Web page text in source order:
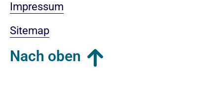
Impressum
Sitemap
Nach oben